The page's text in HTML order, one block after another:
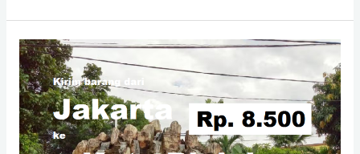
ke
Kabupaten
Asahan
dari
Jabodetabek